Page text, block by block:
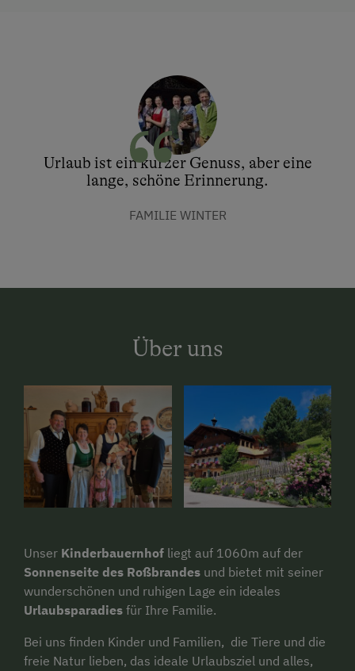
Urlaub ist ein kurzer Genuss, aber eine
lange, schöne Erinnerung.
FAMILIE WINTER
Über uns
Unser Kinderbauernhof liegt auf 1060m auf der
Sonnenseite des Roßbrandes und bietet mit seiner
wunderschönen und ruhigen Lage ein ideales
Urlaubsparadies für Ihre Familie.
Bei uns finden Kinder und Familien, die Tiere und die
freie Natur lieben, das ideale Urlaubsziel und alles,